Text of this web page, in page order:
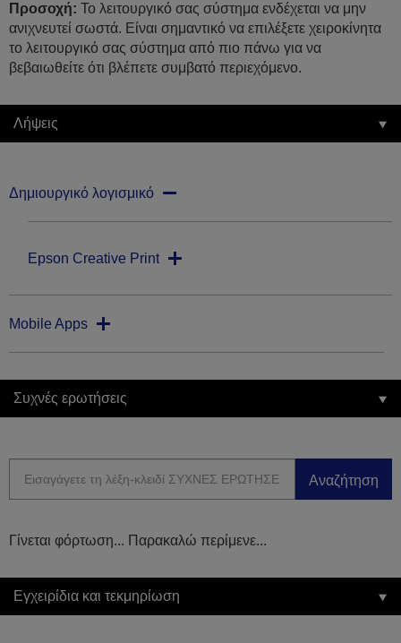
Προσοχή: Το λειτουργικό σας σύστημα ενδέχεται να μην
ανιχνευτεί σωστά. Είναι σημαντικό να επιλέξετε χειροκίνητα
το λειτουργικό σας σύστημα από πιο πάνω για να
βεβαιωθείτε ότι βλέπετε συμβατό περιεχόμενο.
Λήψεις
Δημιουργικό λογισμικό
Epson Creative Print
Mobile Apps
Συχνές ερωτήσεις
Αναζήτηση
Γίνεται φόρτωση... Παρακαλώ περίμενε...
Εγχειρίδια και τεκμηρίωση